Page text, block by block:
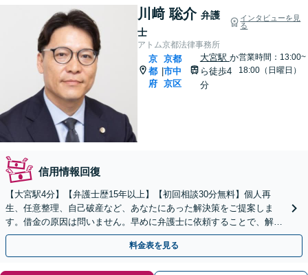
川﨑 聡介 弁護
士
インタビューを見
る
アトム京都法律事務所
京
都
府
京都
市中
京区
大宮駅 か
ら徒歩4
分
営業時間：13:00~
18:00（日曜日）
信用情報回復
【大宮駅4分】【弁護士歴15年以上】【初回相談30分無料】個人再
生、任意整理、自己破産など、あなたにあった解決策をご提案しま
す。借金の原因は問いません。早めに弁護士に依頼することで、解決
できる可能性が高まります。ぜひご相談ください。
料金表を見る